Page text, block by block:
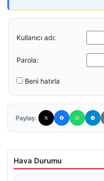
Kullanıcı adı:
Parola:
Beni hatırla
Paylaş:
Hava Durumu